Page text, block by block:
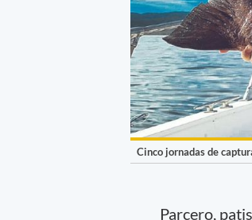
Cinco jornadas de
Parcero,